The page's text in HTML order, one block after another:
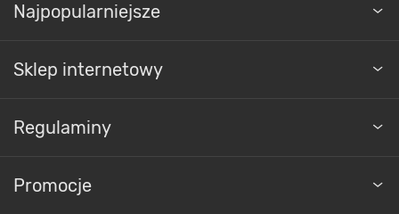
Najpopularniejsze
Sklep internetowy
Regulaminy
Promocje